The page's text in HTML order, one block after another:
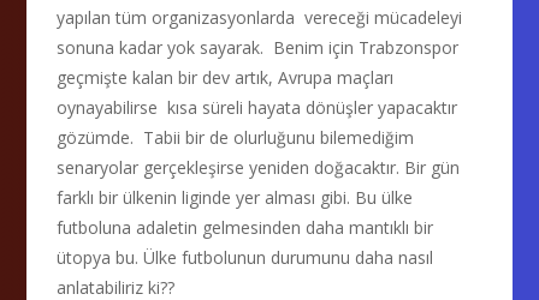
yapılan tüm organizasyonlarda vereceği mücadeleyi
sonuna kadar yok sayarak. Benim için Trabzonspor
geçmişte kalan bir dev artık, Avrupa maçları
oynayabilirse kısa süreli hayata dönüşler yapacaktır
gözümde. Tabii bir de olurluğunu bilemediğim
senaryolar gerçekleşirse yeniden doğacaktır. Bir gün
farklı bir ülkenin liginde yer alması gibi. Bu ülke
futboluna adaletin gelmesinden daha mantıklı bir
ütopya bu. Ülke futbolunun durumunu daha nasıl
anlatabiliriz ki??